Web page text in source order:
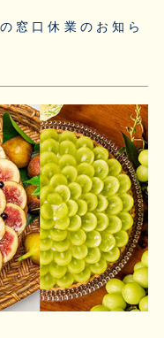
窓口休業のお知ら